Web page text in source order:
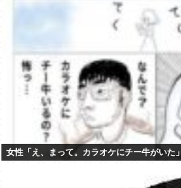
女性「え、まって。カラオケにチー牛がいた